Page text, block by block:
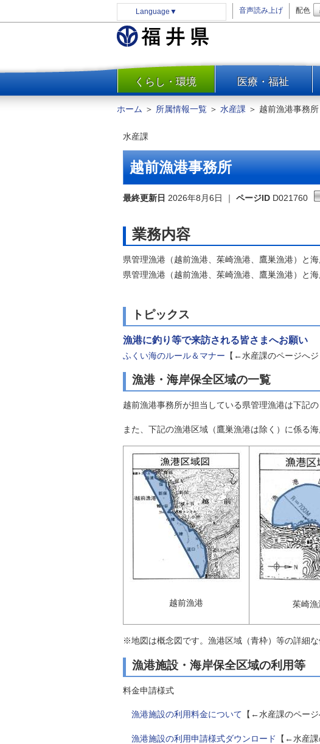
Language ▼ 音声読み上げ 配色
一覧
くらし・環境 医療・福祉
防災
消費・生活
水道・エネルギー
住まい・土地
環境問題・廃棄物対策・リサ
まちづくり
交通・道路
河川・砂防・港湾
ホーム ＞ 所属情報一覧 ＞ 水産課 ＞ 越前漁港事務所
水産課
越前漁港事務所
最終更新日 2026年8月6日 ｜ ページID D021760
業務内容
県管理漁港（越前漁港、茱崎漁港、鷹巣漁港）と
県管理漁港（越前漁港、茱崎漁港、鷹巣漁港）と
トピックス
漁港に釣り等で来訪される皆さまへお願い
ふくい海のルール＆マナー 【←水産課のページへジ
漁港・海岸保全区域の一覧
越前漁港事務所が担当している県管理漁港は下記の
また、下記の漁港区域（鷹巣漁港は除く）に係る
越前漁港 茱崎漁
※地図は概念図です。漁港区域（青枠）等の詳細
漁港施設・海岸保全区域の利用等
料金申請様式
漁港施設の利用料金について 【←水産課のペー
漁港施設の利用申請様式ダウンロード 【←水産